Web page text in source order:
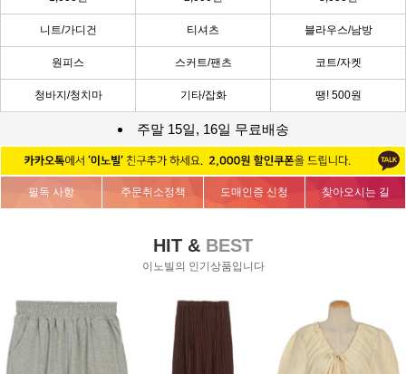
니트/가디건 티셔츠 블라우스/남방
원피스 스커트/팬츠 코트/자켓
청바지/청치마 기타/잡화 땡! 500원
주말 15일, 16일 무료배송
필독 사항 주문취소정책 도매인증 신청 찾아오시는 길
HIT & BEST
이노빌의 인기상품입니다